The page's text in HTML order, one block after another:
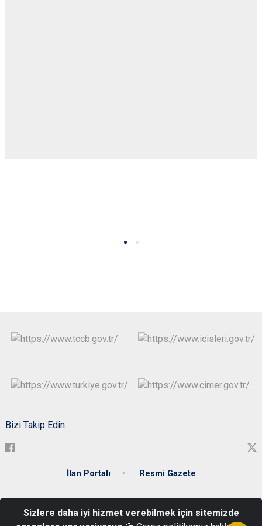
Bizi Takip Edin
İlan Portalı Resmi Gazete
Hükümet Konağı No : 30 ZONGULDAK
Sizlere daha iyi hizmet verebilmek için sitemizde